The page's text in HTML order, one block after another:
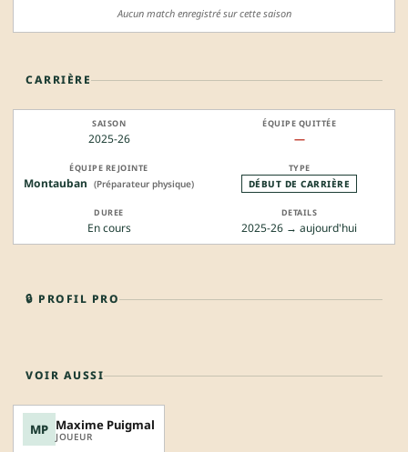
Aucun match enregistré sur cette saison
CARRIÈRE
2025-26 —
Montauban (Préparateur physique) DÉBUT DE CARRIÈRE
En cours 2025-26 → aujourd'hui
🔒 PROFIL PRO
VOIR AUSSI
MP Maxime Puigmal
JOUEUR